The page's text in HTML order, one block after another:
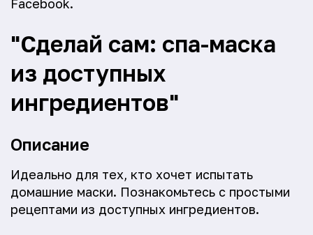
Facebook.
"Сделай сам: спа-маска
из доступных
ингредиентов"
Описание
Идеально для тех, кто хочет испытать
домашние маски. Познакомьтесь с простыми
рецептами из доступных ингредиентов.